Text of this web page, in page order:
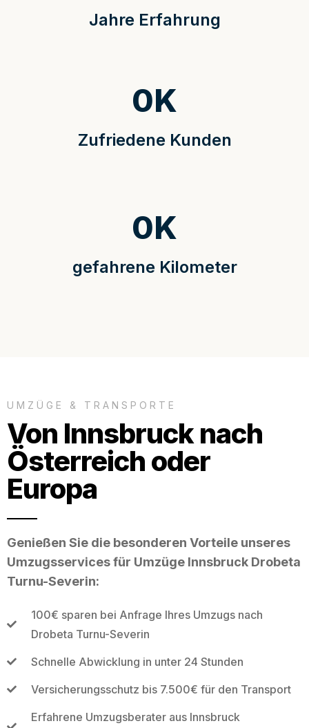
Jahre Erfahrung
Zufriedene Kunden
0K
gefahrene Kilometer
0K
UMZÜGE & TRANSPORTE
Von Innsbruck nach
Österreich oder
Europa
Genießen Sie die besonderen Vorteile unseres
Umzugsservices für Umzüge Innsbruck Drobeta
Turnu-Severin:
100€ sparen bei Anfrage Ihres Umzugs nach
Drobeta Turnu-Severin
Schnelle Abwicklung in unter 24 Stunden
Versicherungsschutz bis 7.500€ für den Transport
Erfahrene Umzugsberater aus Innsbruck